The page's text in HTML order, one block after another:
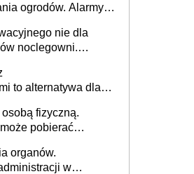
ogrodów. Alarmy w
nie dla
noclegowni.
to alternatywa dla
fizyczną.
pobierać
organów.
w